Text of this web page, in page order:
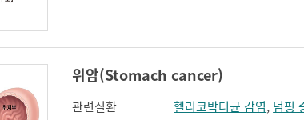
위암(Stomach cancer)
관련질환 헬리코박터균 감염, 덤핑